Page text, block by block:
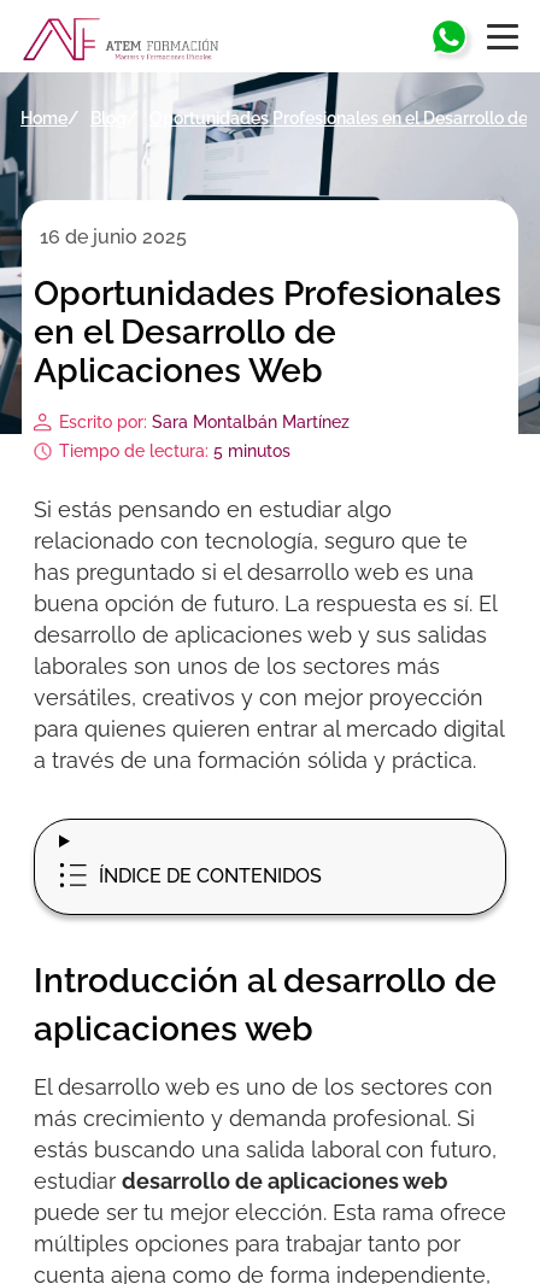
Home Blog Oportunidades Profesionales en el Desarrollo de
16 de junio 2025
Oportunidades Profesionales
en el Desarrollo de
Aplicaciones Web
Escrito por: Sara Montalbán Martínez
Tiempo de lectura: 5 minutos
Si estás pensando en estudiar algo
relacionado con tecnología, seguro que te
has preguntado si el desarrollo web es una
buena opción de futuro. La respuesta es sí. El
desarrollo de aplicaciones web y sus salidas
laborales son unos de los sectores más
versátiles, creativos y con mejor proyección
para quienes quieren entrar al mercado digital
a través de una formación sólida y práctica.
ÍNDICE DE CONTENIDOS
Introducción al desarrollo de
aplicaciones web
El desarrollo web es uno de los sectores con
más crecimiento y demanda profesional. Si
estás buscando una salida laboral con futuro,
estudiar desarrollo de aplicaciones web
puede ser tu mejor elección. Esta rama ofrece
múltiples opciones para trabajar tanto por
cuenta ajena como de forma independiente,